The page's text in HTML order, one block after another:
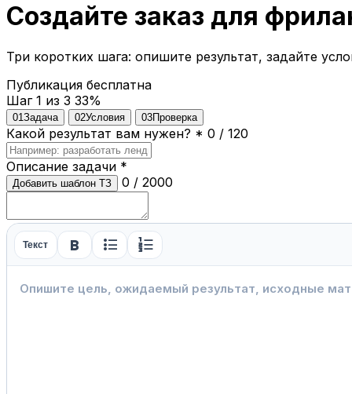
Создайте заказ для
Три коротких шага: опишите результат, задайте
Публикация бесплатна
Шаг 1 из 3 33%
01 Задача 02Условия 03Проверка
Какой результат вам нужен? * 0 / 120
Описание задачи *
Добавить шаблон ТЗ 0 / 2000
Текст format_bold format_list_bulleted format_list_numbered